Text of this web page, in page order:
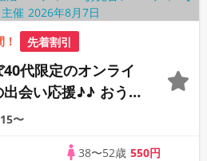
先着割引
代限定のオンライ
会い応援♪♪ おう
☆全国の方が対象
〜
38〜52歳 550円